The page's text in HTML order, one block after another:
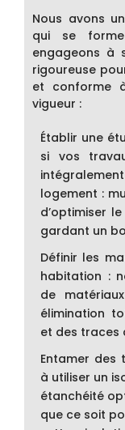
Nous avons
qui se
engageons à
rigoureuse
et conforme
vigueur :
Établir une
si vos
logement :
d’optimiser
gardant un
Définir les
habitation :
de
élimination
et des traces
Entamer des
à utiliser un
étanchéité
que ce soit